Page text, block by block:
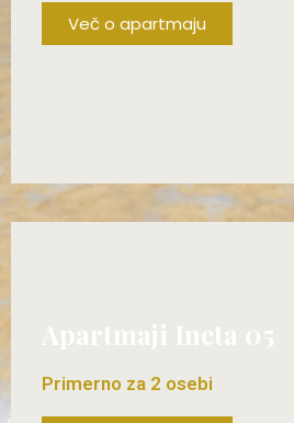
Več o apartmaju
Apartmaji Ineta 05
Primerno za 2 osebi